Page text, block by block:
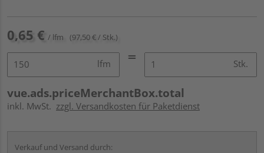
0,65 € / lfm (97,50 € / Stk.)
lfm Stk.
vue.ads.priceMerchantBox.total
inkl. MwSt. zzgl. Versandkosten für Paketdienst
Verkauf und Versand durch: